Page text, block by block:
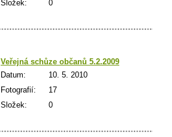
Složek:
0
Veřejná schůze občanů 5.2.2009
Datum:
10. 5. 2010
Fotografií:
17
Složek:
0